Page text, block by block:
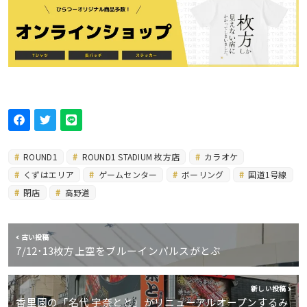
ROUND1 ROUND1 STADIUM 枚方店
カラオケ
くずはエリア
ゲームセンター ボーリング
国道1号線
閉店
高野道
古い投稿
7/12･13枚方上空をブルーインパルスがとぶ
新しい投稿
香里園の「名代 宇奈とと」がリニューアルオープンするみ